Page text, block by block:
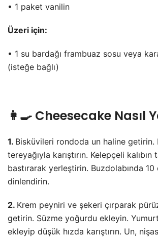
• 1 paket vanilin
Üzeri için:
• 1 su bardağı frambuaz sosu veya
(isteğe bağlı)
👩‍🍳 Cheesecake Nasıl
1. Bisküvileri rondoda un haline getirin.
tereyağıyla karıştırın. Kelepçeli kalıbın
bastırarak yerleştirin. Buzdolabında 10
dinlendirin.
2. Krem peyniri ve şekeri çırparak
getirin. Süzme yoğurdu ekleyin.
ekleyip düşük hızda karıştırın. Un,